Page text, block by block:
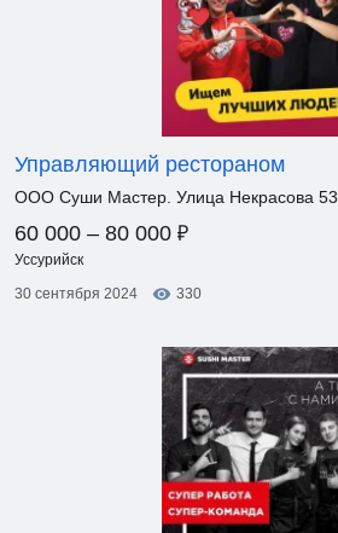
Управляющий рестораном
ООО Суши Мастер. Улица Некрасова 53
60 000 – 80 000 ₽
Уссурийск
30 сентября 2024
330